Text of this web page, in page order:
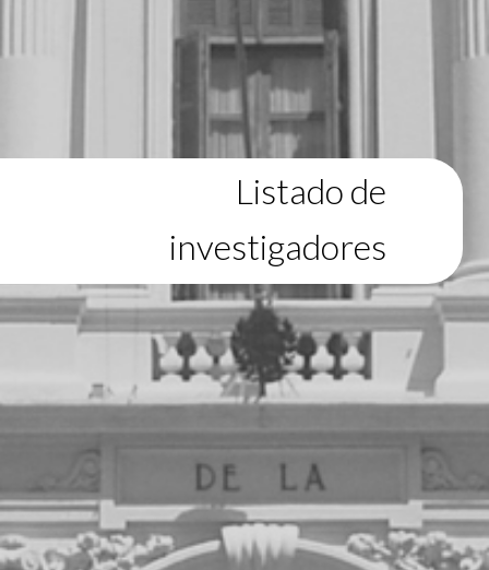
Listado de
investigadores